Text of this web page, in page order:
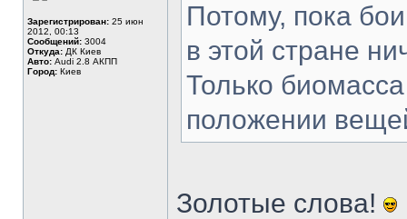
Зарегистрирован: 25 июн
2012, 00:13
Сообщений: 3004
Откуда: ДК Киев
Авто: Audi 2.8 АКПП
Город: Киев
Потому, пока
в этой стране
Только
положении
Золотые слова!